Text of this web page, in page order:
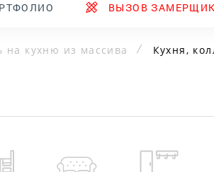
ВЫЗОВ
на кухню из массива Кухня,